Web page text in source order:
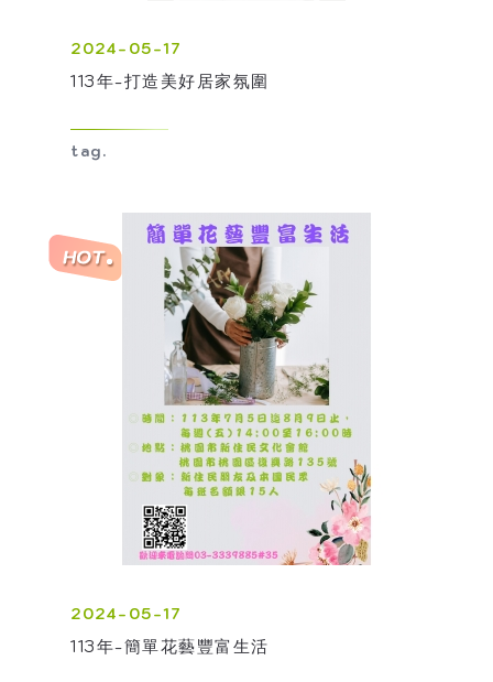
2024-05-17
113年-打造美好居家氛圍
tag.
2024-05-17
113年-簡單花藝豐富生活